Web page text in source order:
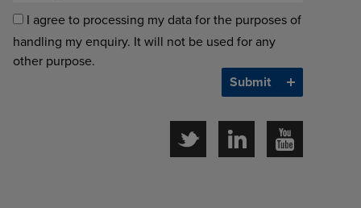
I agree to processing my data for the purposes of
handling my enquiry. It will not be used for any
other purpose.